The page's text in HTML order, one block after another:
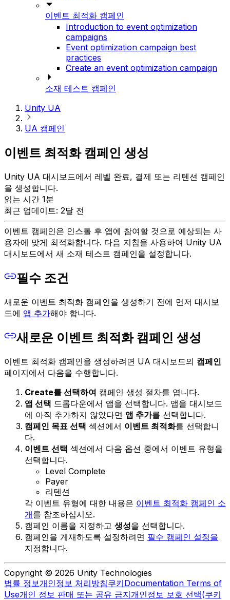
이벤트 최적화 캠페인
Introduction to event optimization
campaigns
Event optimization campaign best
practices
Create an event optimization campaign
소재 테스트 캠페인
Unity UA
UA 캠페인
이벤트 최적화 캠페인 생성
Unity UA 대시보드에서 레벨 완료, 결제 또는 리텐션 캠페인
을 생성합니다.
읽는 시간 1분
최근 업데이트: 2달 전
이벤트 캠페인은 인스톨 후 앱에 참여할 것으로 예상되는 사
용자에 맞게 최적화합니다. 다음 지침을 사용하여 Unity UA
대시보드에서 새 소재 테스트 캠페인을 설정합니다.
필수 조건
새로운 이벤트 최적화 캠페인을 생성하기 전에 먼저 대시보
드에 앱 추가해야 합니다.
새로운 이벤트 최적화 캠페인 생성
이벤트 최적화 캠페인을 생성하려면 UA 대시보드의 캠페인
페이지에서 다음을 수행합니다.
Create를 선택하여 캠페인 생성 절차를 엽니다.
앱 선택 드롭다운에서 앱을 선택합니다. 앱을 대시보드
에 아직 추가하지 않았다면 앱 추가를 선택합니다.
캠페인 목표 선택 섹션에서 이벤트 최적화를 선택합니
다.
이벤트 선택 섹션에서 다음 옵션 중에서 이벤트 유형을
선택합니다.
Level Complete
Payer
리텐션
각 이벤트 유형에 대한 내용은 이벤트 최적화 캠페인 소
개를 참조하십시오.
캠페인 이름을 지정하고 생성을 선택합니다.
캠페인을 게재하도록 설정하려면 필수 캠페인 설정을
지정합니다.
Copyright © 2026 Unity Technologies
법률 정보개인정보 처리방침쿠키Documentation Terms of
Use개인 정보 판매 또는 공유 금지개인정보 보호 선택(쿠키